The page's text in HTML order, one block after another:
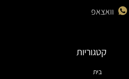
וואצאפ
קטגוריות
בית